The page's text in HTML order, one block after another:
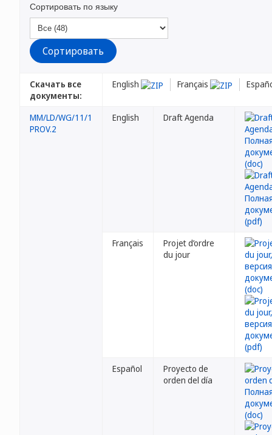
Сортировать по языку
Скачать все
документы:
English Français
MM/LD/WG/11/1
PROV.2
English Draft Agenda
Français
Projet d’ordre
du jour
Español
Proyecto de
orden del día